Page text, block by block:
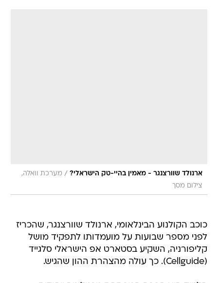
ארנולד שוורצנגר - מאמין בהיי-טק הישראלי? / מערכת וואלה,
צילום מסך
כוכב הקולנוע הבינלאומי, ארנולד שוורצנגר, שהכריז
לפני מספר שבועות על מועמדותו לתפקיד מושל
קליפורניה, השקיע בסטארט אפ הישראלי סלגייד
(Cellguide). כך עולה מהצהרת ההון שהגיש.